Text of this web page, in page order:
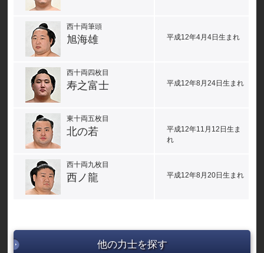
西十両筆頭
旭海雄 平成12年4月4日生まれ
西十両四枚目
寿之富士 平成12年8月24日生まれ
東十両五枚目
北の若
平成12年11月12日生ま
れ
西十両九枚目
西ノ龍 平成12年8月20日生まれ
他の力士を探す